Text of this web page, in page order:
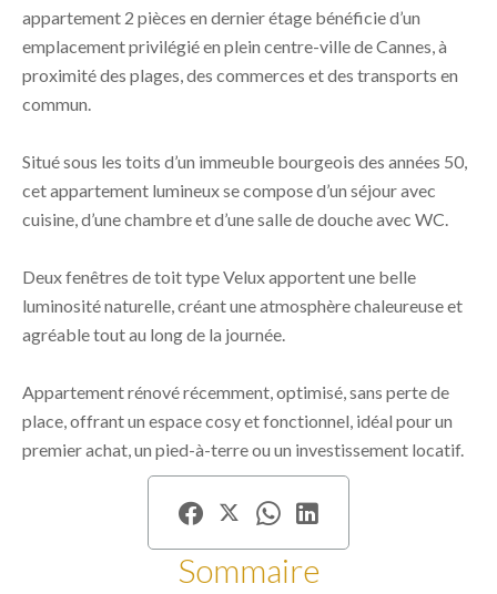
appartement 2 pièces en dernier étage bénéficie d’un
emplacement privilégié en plein centre-ville de Cannes, à
proximité des plages, des commerces et des transports en
commun.
Situé sous les toits d’un immeuble bourgeois des années 50,
cet appartement lumineux se compose d’un séjour avec
cuisine, d’une chambre et d’une salle de douche avec WC.
Deux fenêtres de toit type Velux apportent une belle
luminosité naturelle, créant une atmosphère chaleureuse et
agréable tout au long de la journée.
Appartement rénové récemment, optimisé, sans perte de
place, offrant un espace cosy et fonctionnel, idéal pour un
premier achat, un pied-à-terre ou un investissement locatif.
Sommaire